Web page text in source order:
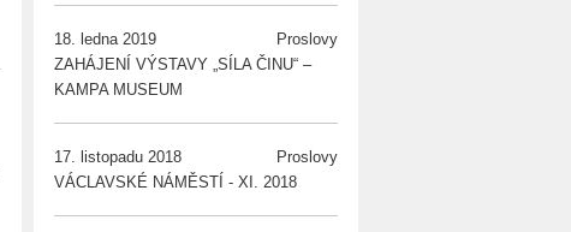
18. ledna 2019
Proslovy
ZAHÁJENÍ VÝSTAVY „SÍLA ČINU“ –
KAMPA MUSEUM
17. listopadu 2018
Proslovy
VÁCLAVSKÉ NÁMĚSTÍ - XI. 2018